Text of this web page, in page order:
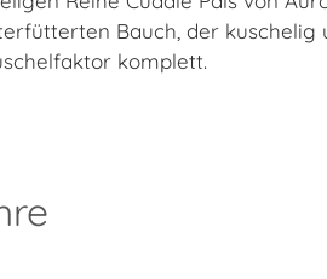
Bauch, der kuschelig
komplett.